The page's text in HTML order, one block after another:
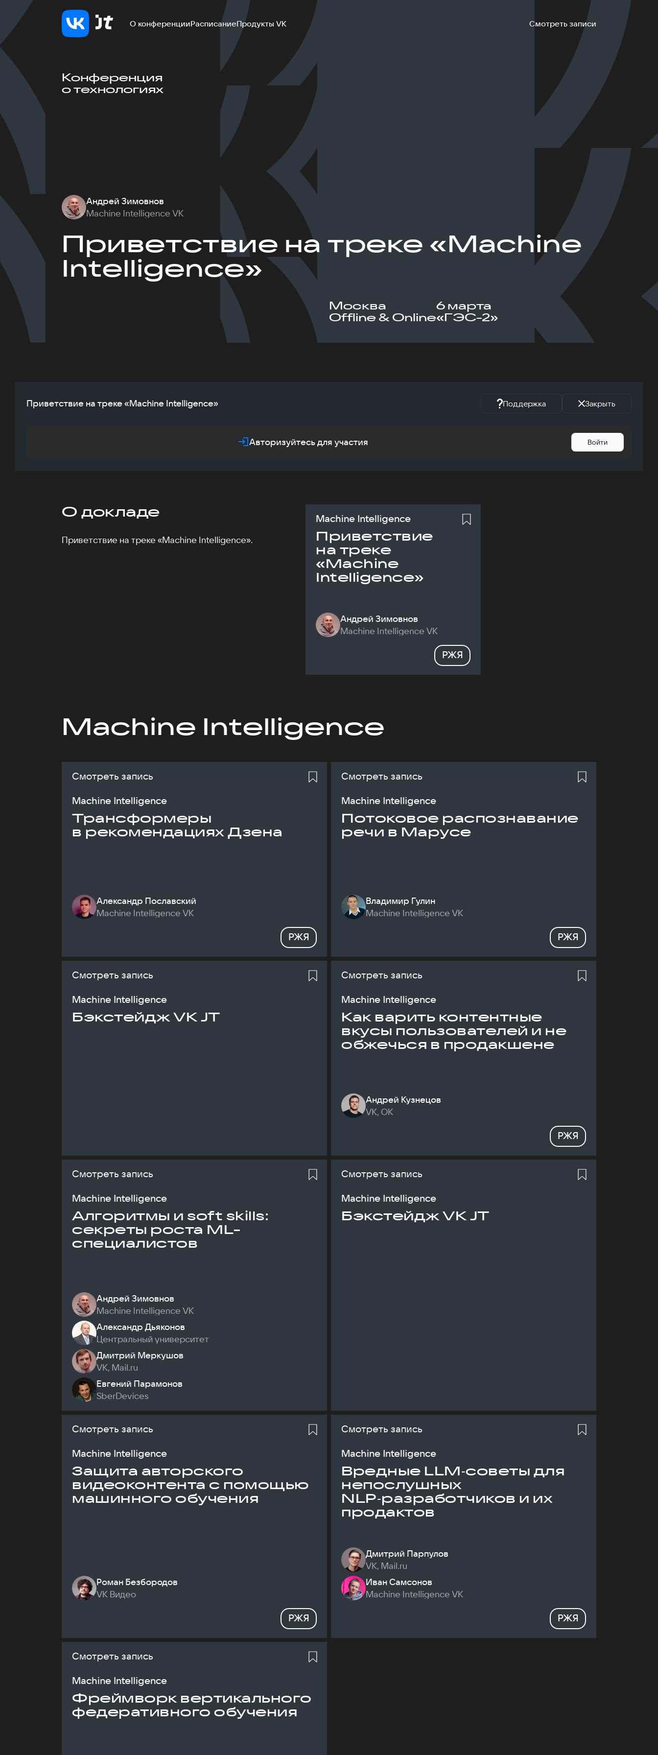
О конференцииРасписаниеПродукты VK Смотреть записи
Конференция
о технологиях
Андрей Зимовнов
Machine Intelligence VK
Приветствие на треке «Machine
Intelligence»
Москва
Offline & Online
6 марта
«ГЭС-2»
Приветствие на треке «Machine Intelligence» Поддержка Закрыть
Авторизуйтесь для участия Войти
О докладе
Приветствие на треке «Machine Intelligence».
Machine Intelligence
Приветствие
на треке
«Machine
Intelligence»
Андрей Зимовнов
Machine Intelligence VK
РЖЯ
Machine Intelligence
Смотреть запись
Machine Intelligence
Трансформеры
в рекомендациях Дзена
Александр Пославский
Machine Intelligence VK
РЖЯ
Смотреть запись
Machine Intelligence
Потоковое распознавание
речи в Марусе
Владимир Гулин
Machine Intelligence VK
РЖЯ
Смотреть запись
Machine Intelligence
Бэкстейдж VK JT
Смотреть запись
Machine Intelligence
Как варить контентные
вкусы пользователей и не
обжечься в продакшене
Андрей Кузнецов
VK, ОК
РЖЯ
Смотреть запись
Machine Intelligence
Алгоритмы и soft skills:
секреты роста ML-
специалистов
Андрей Зимовнов
Machine Intelligence VK
Александр Дьяконов
Центральный университет
Дмитрий Меркушов
VK, Mail.ru
Евгений Парамонов
SberDevices
Смотреть запись
Machine Intelligence
Бэкстейдж VK JT
Смотреть запись
Machine Intelligence
Защита авторского
видеоконтента с помощью
машинного обучения
Роман Безбородов
VK Видео
РЖЯ
Смотреть запись
Machine Intelligence
Вредные LLM‑советы для
непослушных
NLP‑разработчиков и их
продактов
Дмитрий Парпулов
VK, Mail.ru
Иван Самсонов
Machine Intelligence VK
РЖЯ
Смотреть запись
Machine Intelligence
Фреймворк вертикального
федеративного обучения